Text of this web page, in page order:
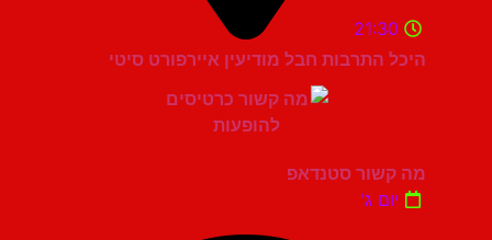
היכל התרבות חבל מודיעין איירפורט סיטי
21:30
מה קשור סטנדאפ
יום ג'